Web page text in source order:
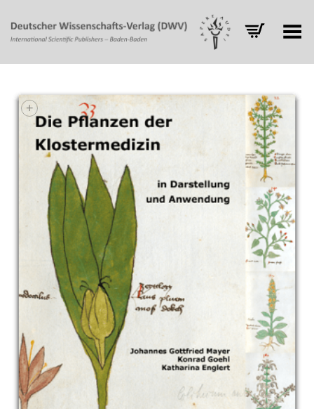
Toggle Menu
+